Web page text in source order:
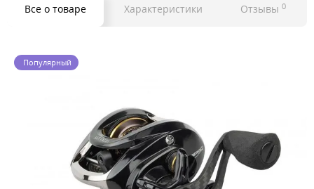
Все о товаре Характеристики Отзывы 0
Популярный